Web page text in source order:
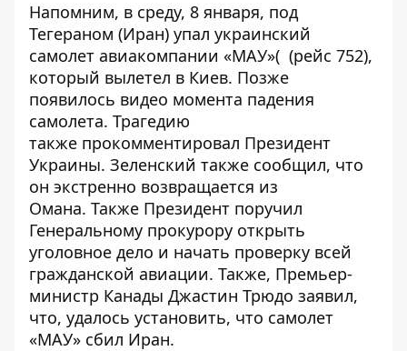
Напомним, в среду, 8 января, под
Тегераном (Иран) упал украинский
самолет авиакомпании «МАУ»( (рейс 752),
который вылетел в Киев. Позже
появилось видео момента падения
самолета. Трагедию
также прокомментировал Президент
Украины. Зеленский также сообщил, что
он экстренно возвращается из
Омана. Также Президент поручил
Генеральному прокурору открыть
уголовное дело и начать проверку всей
гражданской авиации. Также, Премьер-
министр Канады Джастин Трюдо заявил,
что, удалось установить, что самолет
«МАУ» сбил Иран.